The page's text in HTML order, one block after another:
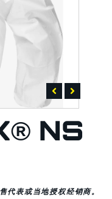
NS
代表或当地授权经销商。